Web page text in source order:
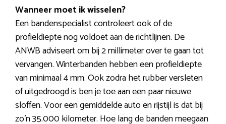
Wanneer moet ik wisselen?
Een bandenspecialist controleert ook of de
profieldiepte nog voldoet aan de richtlijnen. De
ANWB adviseert om bij 2 millimeter over te gaan tot
vervangen. Winterbanden hebben een profieldiepte
van minimaal 4 mm. Ook zodra het rubber versleten
of uitgedroogd is ben je toe aan een paar nieuwe
sloffen. Voor een gemiddelde auto en rijstijl is dat bij
zo’n 35.000 kilometer. Hoe lang de banden meegaan